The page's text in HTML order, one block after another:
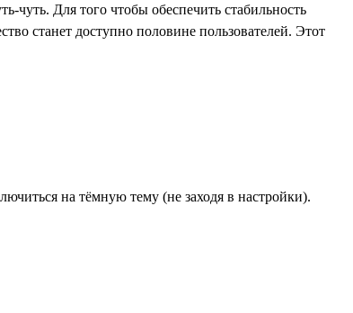
чуть. Для того чтобы обеспечить стабильность
станет доступно половине пользователей. Этот
на тёмную тему (не заходя в настройки).